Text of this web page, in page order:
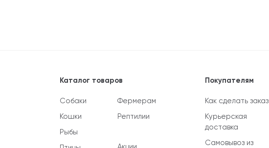
Каталог товаров
Собаки
Кошки
Рыбы
Фермерам
Рептилии
Покупателям
Как сделать заказ
Курьерская
доставка
Самовывоз из